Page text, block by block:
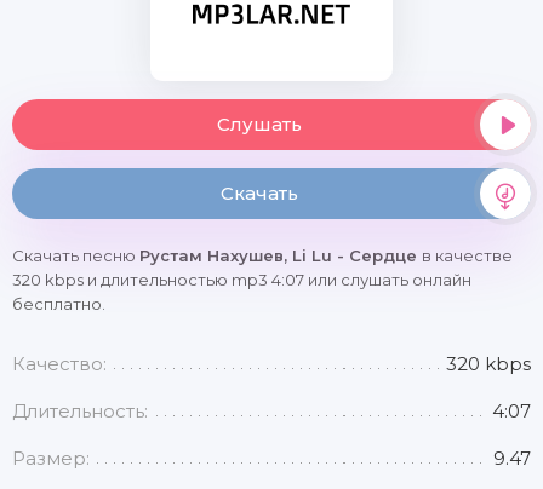
Слушать
Скачать
Скачать песню Рустам Нахушев, Li Lu - Сердце в качестве
320 kbps и длительностью mp3 4:07 или слушать онлайн
бесплатно.
Качество: 320 kbps
Длительность: 4:07
Размер: 9.47